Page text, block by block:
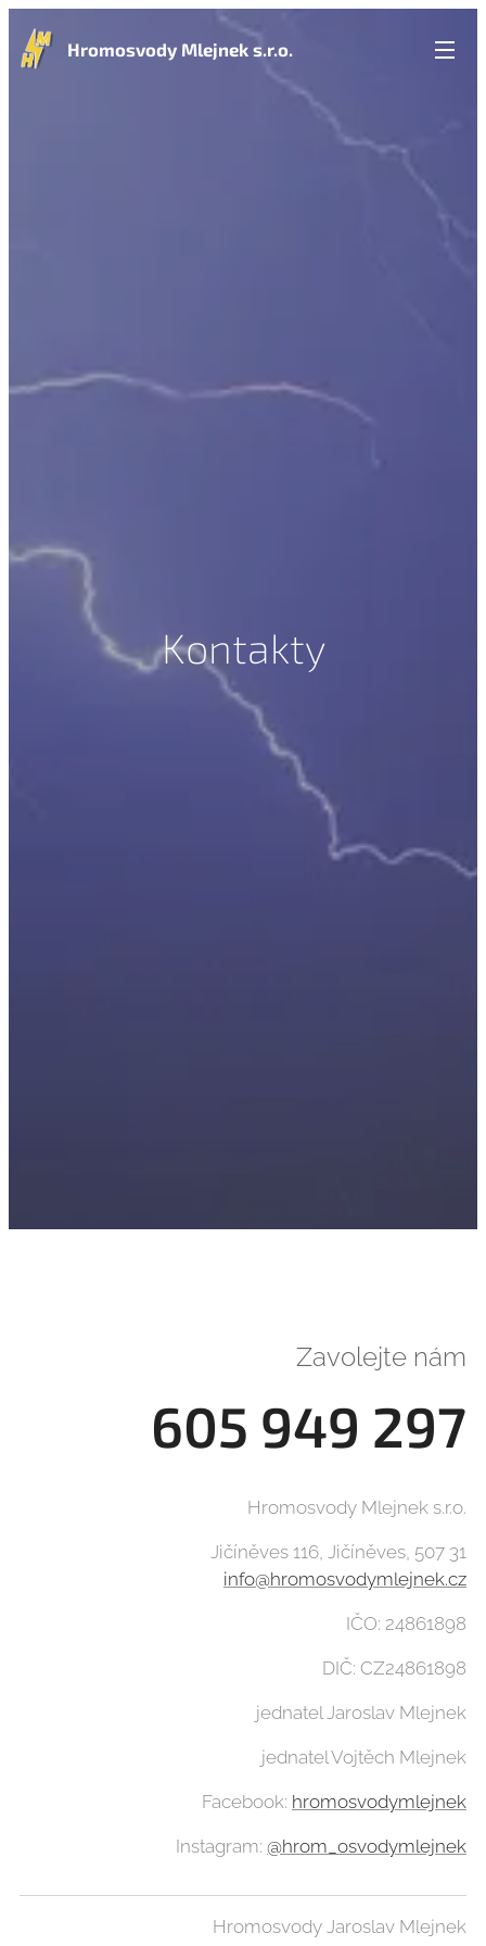
Hromosvody Mlejnek s.r.o.
Kontakty
Zavolejte nám
605 949 297
Hromosvody Mlejnek s.r.o.
Jičíněves 116, Jičíněves, 507 31
info@hromosvodymlejnek.cz
IČO: 24861898
DIČ: CZ24861898
jednatel Jaroslav Mlejnek
jednatel Vojtěch Mlejnek
Facebook: hromosvodymlejnek
Instagram: @hrom_osvodymlejnek
Hromosvody Jaroslav Mlejnek